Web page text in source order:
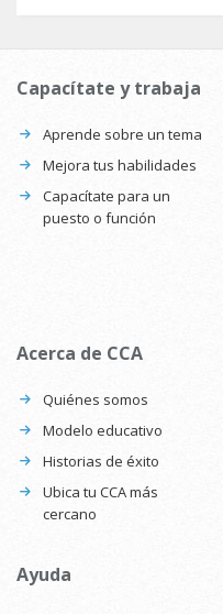
Capacítate y trabaja
Aprende sobre un tema
Mejora tus habilidades
Capacítate para un
puesto o función
Acerca de CCA
Quiénes somos
Modelo educativo
Historias de éxito
Ubica tu CCA más
cercano
Ayuda